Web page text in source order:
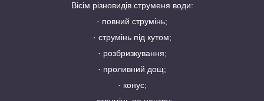
Вісім різновидів струменя води:
· повний струмінь;
· струмінь під кутом;
· розбризкування;
· проливний дощ;
· конус;